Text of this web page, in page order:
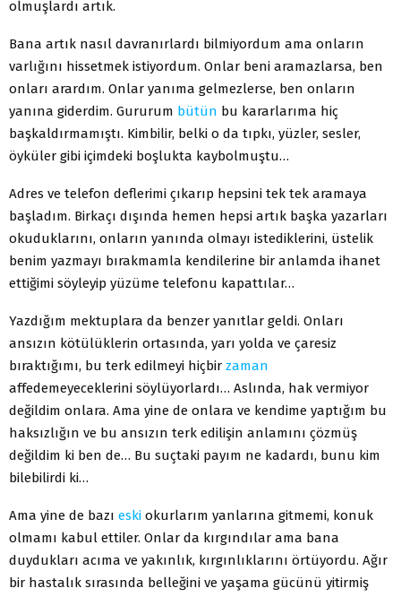
olmuşlardı artık.
Bana artık nasıl davranırlardı bilmiyordum ama onların
varlığını hissetmek istiyordum. Onlar beni aramazlarsa, ben
onları arardım. Onlar yanıma gelmezlerse, ben onların
yanına giderdim. Gururum bütün bu kararlarıma hiç
başkaldırmamıştı. Kimbilir, belki o da tıpkı, yüzler, sesler,
öyküler gibi içimdeki boşlukta kaybolmuştu…
Adres ve telefon deflerimi çıkarıp hepsini tek tek aramaya
başladım. Birkaçı dışında hemen hepsi artık başka yazarları
okuduklarını, onların yanında olmayı istediklerini, üstelik
benim yazmayı bırakmamla kendilerine bir anlamda ihanet
ettiğimi söyleyip yüzüme telefonu kapattılar…
Yazdığım mektuplara da benzer yanıtlar geldi. Onları
ansızın kötülüklerin ortasında, yarı yolda ve çaresiz
bıraktığımı, bu terk edilmeyi hiçbir zaman
affedemeyeceklerini söylüyorlardı… Aslında, hak vermiyor
değildim onlara. Ama yine de onlara ve kendime yaptığım bu
haksızlığın ve bu ansızın terk edilişin anlamını çözmüş
değildim ki ben de… Bu suçtaki payım ne kadardı, bunu kim
bilebilirdi ki…
Ama yine de bazı eski okurlarım yanlarına gitmemi, konuk
olmamı kabul ettiler. Onlar da kırgındılar ama bana
duydukları acıma ve yakınlık, kırgınlıklarını örtüyordu. Ağır
bir hastalık sırasında belleğini ve yaşama gücünü yitirmiş